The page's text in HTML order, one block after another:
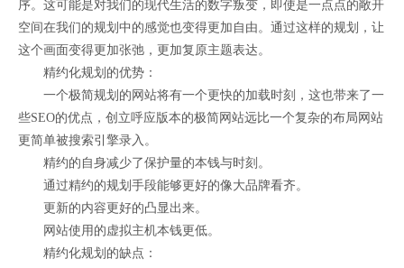
序。这可能是对我们的现代生活的数字叛变，即使是一点点的敞开
空间在我们的规划中的感觉也变得更加自由。通过这样的规划，让
这个画面变得更加张弛，更加复原主题表达。
精约化规划的优势：
一个极简规划的网站将有一个更快的加载时刻，这也带来了一
些SEO的优点，创立呼应版本的极简网站远比一个复杂的布局网站
更简单被搜索引擎录入。
精约的自身减少了保护量的本钱与时刻。
通过精约的规划手段能够更好的像大品牌看齐。
更新的内容更好的凸显出来。
网站使用的虚拟主机本钱更低。
精约化规划的缺点：